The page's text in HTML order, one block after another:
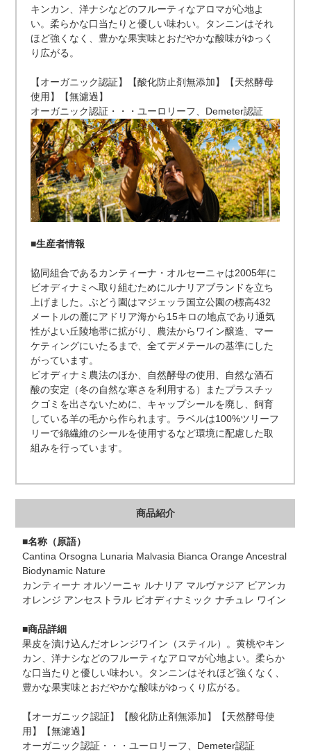
キンカン、洋ナシなどのフルーティなアロマが心地よ
い。柔らかな口当たりと優しい味わい。タンニンはそれ
ほど強くなく、豊かな果実味とおだやかな酸味がゆっく
り広がる。
【オーガニック認証】【酸化防止剤無添加】【天然酵母
使用】【無濾過】
オーガニック認証・・・ユーロリーフ、Demeter認証
■生産者情報
協同組合であるカンティーナ・オルセーニャは2005年に
ビオディナミへ取り組むためにルナリアブランドを立ち
上げました。ぶどう園はマジェッラ国立公園の標高432
メートルの麓にアドリア海から15キロの地点であり通気
性がよい丘陵地帯に拡がり、農法からワイン醸造、マー
ケティングにいたるまで、全てデメテールの基準にした
がっています。
ビオディナミ農法のほか、自然酵母の使用、自然な酒石
酸の安定（冬の自然な寒さを利用する）またプラスチッ
クゴミを出さないために、キャップシールを廃し、飼育
している羊の毛から作られます。ラベルは100%ツリーフ
リーで綿繊維のシールを使用するなど環境に配慮した取
組みを行っています。
商品紹介
■名称（原語）
Cantina Orsogna Lunaria Malvasia Bianca Orange Ancestral
Biodynamic Nature
カンティーナ オルソーニャ ルナリア マルヴァジア ビアンカ
オレンジ アンセストラル ビオディナミック ナチュレ ワイン
■商品詳細
果皮を漬け込んだオレンジワイン（スティル）。黄桃やキン
カン、洋ナシなどのフルーティなアロマが心地よい。柔らか
な口当たりと優しい味わい。タンニンはそれほど強くなく、
豊かな果実味とおだやかな酸味がゆっくり広がる。
【オーガニック認証】【酸化防止剤無添加】【天然酵母使
用】【無濾過】
オーガニック認証・・・ユーロリーフ、Demeter認証